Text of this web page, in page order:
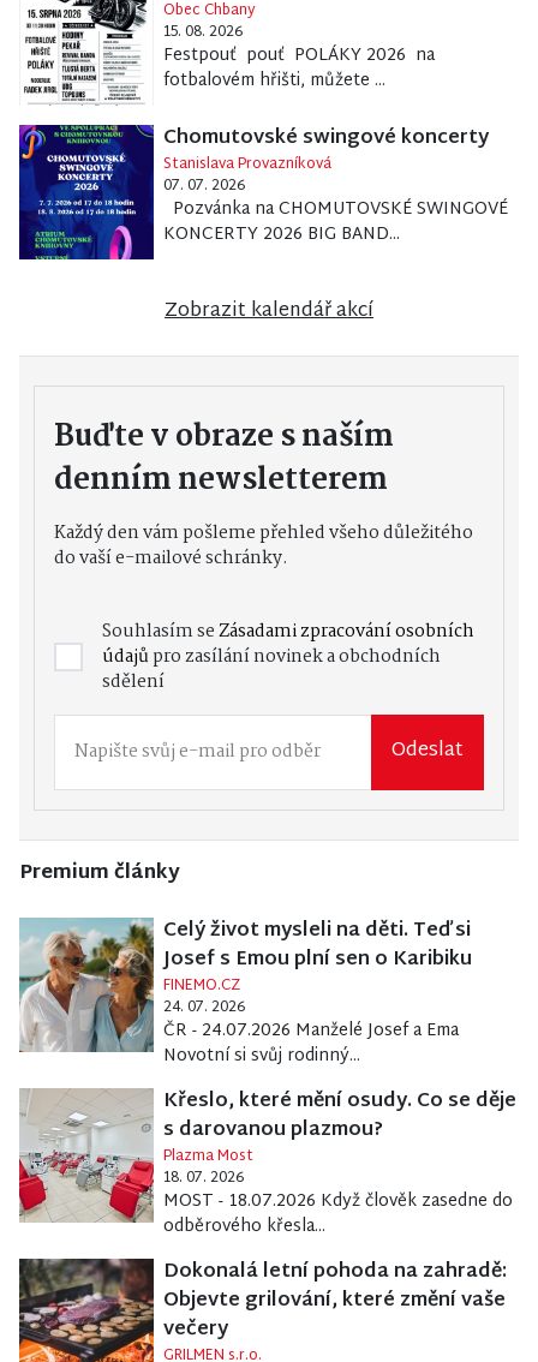
Obec Chbany
15. 08. 2026
Festpouť pouť POLÁKY 2026 na
fotbalovém hřišti, můžete ...
Chomutovské swingové koncerty
Stanislava Provazníková
07. 07. 2026
Pozvánka na CHOMUTOVSKÉ SWINGOVÉ
KONCERTY 2026 BIG BAND...
Zobrazit kalendář akcí
Buďte v obraze s naším
denním newsletterem
Každý den vám pošleme přehled všeho důležitého
do vaší e-mailové schránky.
Souhlasím seZásadami zpracování osobních
údajůpro zasílání novinek a obchodních
sdělení
Odeslat
Premium články
Celý život mysleli na děti. Teď si
Josef s Emou plní sen o Karibiku
FINEMO.CZ
24. 07. 2026
ČR - 24.07.2026 Manželé Josef a Ema
Novotní si svůj rodinný...
Křeslo, které mění osudy. Co se děje
s darovanou plazmou?
Plazma Most
18. 07. 2026
MOST - 18.07.2026 Když člověk zasedne do
odběrového křesla...
Dokonalá letní pohoda na zahradě:
Objevte grilování, které změní vaše
večery
GRILMEN s.r.o.